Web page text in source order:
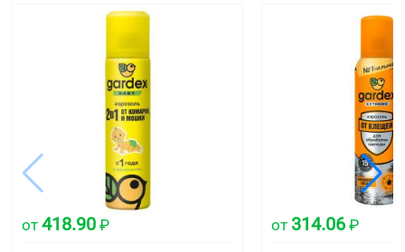
от 418.90 ₽ от 314.06 ₽